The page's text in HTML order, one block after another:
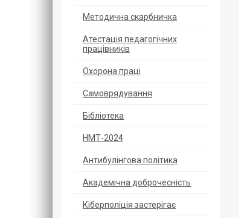
Методична скарбничка
Атестація педагогічних
працівників
Охорoна прaці
Самоврядування
Бібліотека
НМТ-2024
Антибулінгова політика
Академічна доброчесність
Кіберполіція застерігає